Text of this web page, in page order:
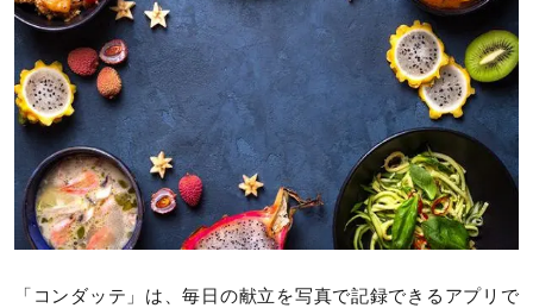
「コンダッテ」は、毎日の献立を写真で記録できるアプリで